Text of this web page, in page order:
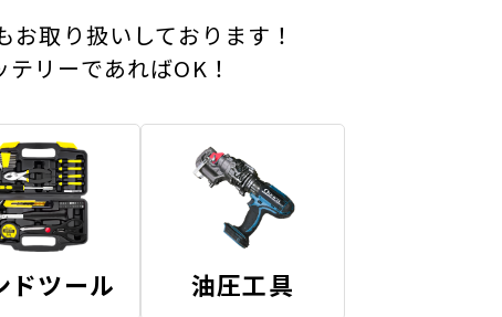
取り扱いしております！
リーであればOK！
ドツール 油圧工具